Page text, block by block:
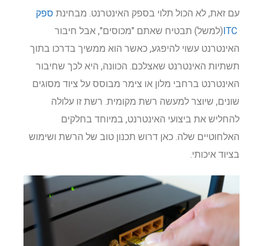
עם זאת, לא הכול תלוי בספק האינטרנט. מבחינתספק
(למשל) תבטיח שאתם "מכוסים", אבל חיבור
האינטרנט עשוי להיפגע, כאשר הוא ממשיך בדרכו בתוך
תשתיות האינטרנט שאצלכם. הכוונה, היא לכך שחיבור
האינטרנט ברחבי מלון או צימר מבוסס על ציוד מסוגים
שונים, שיוצר למעשה רשת מקומית. רשת זו עלולה
להחליש את ביצועי האינטרנט, במיוחד בחלקים
האלחוטיים שלה. כאן דרוש תכנון טוב של הרשת ושימוש
בציוד איכותי.